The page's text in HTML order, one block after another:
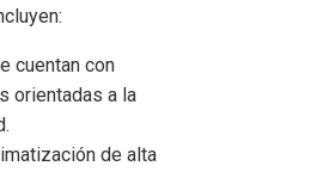
cuentan con
orientadas a la
de alta